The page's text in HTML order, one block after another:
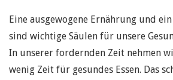
Eine ausgewogene Ernährung und
sind wichtige Säulen für unsere
In unserer fordernden Zeit nehmen
wenig Zeit für gesundes Essen. Das